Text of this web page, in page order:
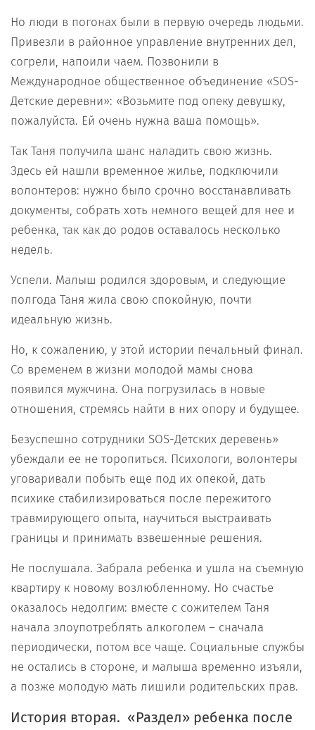
Но люди в погонах были в первую очередь людьми.
Привезли в районное управление внутренних дел,
согрели, напоили чаем. Позвонили в
Международное общественное объединение «SOS-
Детские деревни»: «Возьмите под опеку девушку,
пожалуйста. Ей очень нужна ваша помощь».
Так Таня получила шанс наладить свою жизнь.
Здесь ей нашли временное жилье, подключили
волонтеров: нужно было срочно восстанавливать
документы, собрать хоть немного вещей для нее и
ребенка, так как до родов оставалось несколько
недель.
Успели. Малыш родился здоровым, и следующие
полгода Таня жила свою спокойную, почти
идеальную жизнь.
Но, к сожалению, у этой истории печальный финал.
Со временем в жизни молодой мамы снова
появился мужчина. Она погрузилась в новые
отношения, стремясь найти в них опору и будущее.
Безуспешно сотрудники SOS-Детских деревень»
убеждали ее не торопиться. Психологи, волонтеры
уговаривали побыть еще под их опекой, дать
психике стабилизироваться после пережитого
травмирующего опыта, научиться выстраивать
границы и принимать взвешенные решения.
Не послушала. Забрала ребенка и ушла на съемную
квартиру к новому возлюбленному. Но счастье
оказалось недолгим: вместе с сожителем Таня
начала злоупотреблять алкоголем – сначала
периодически, потом все чаще. Социальные службы
не остались в стороне, и малыша временно изъяли,
а позже молодую мать лишили родительских прав.
История вторая. «Раздел» ребенка после